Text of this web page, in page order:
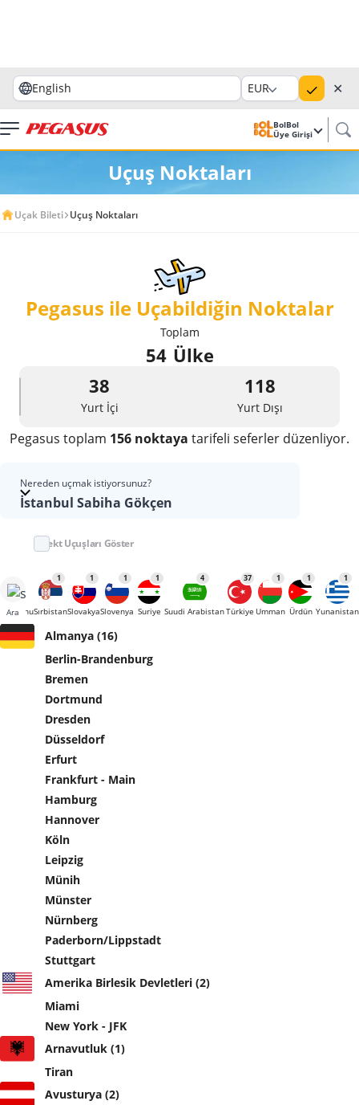
English EUR ✕
BolBol
Üye Girişi
Uçuş Noktaları
Uçak Bileti Uçuş Noktaları
Pegasus ile Uçabildiğin Noktalar
Toplam
54 Ülke
38
Yurt İçi
118
Yurt Dışı
Pegasus toplam 156 noktaya tarifeli seferler düzenliyor.
Nereden uçmak istiyorsunuz?
İstanbul Sabiha Gökçen
Direkt Uçuşları Göster
Ara
1
Sırbistan
1
Slovakya
1
Slovenya
1
Suriye
4
Suudi Arabistan
37
Türkiye
1
Umman
1
Ürdün
1
Yunanistan
Almanya (16)
Berlin-Brandenburg
Bremen
Dortmund
Dresden
Düsseldorf
Erfurt
Frankfurt - Main
Hamburg
Hannover
Köln
Leipzig
Münih
Münster
Nürnberg
Paderborn/Lippstadt
Stuttgart
Amerika Birlesik Devletleri (2)
Miami
New York - JFK
Arnavutluk (1)
Tiran
Avusturya (2)